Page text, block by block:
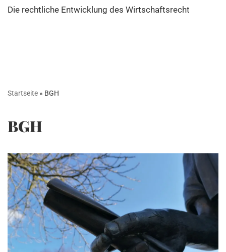
Die rechtliche Entwicklung des Wirtschaftsrecht
Startseite » BGH
BGH